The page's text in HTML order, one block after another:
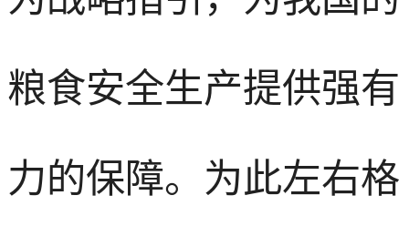
粮食安全生产提供强有
力的保障。为此左右格